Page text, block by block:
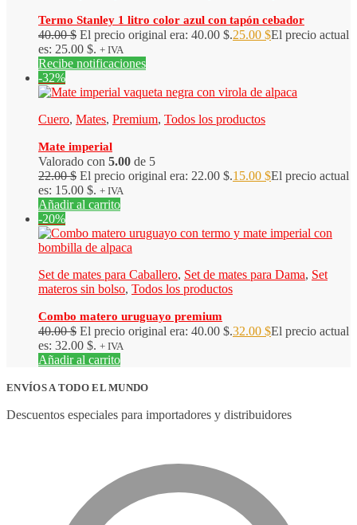
Termo Stanley 1 litro color azul con tapón cebador
40.00$ El precio original era: 40.00 $.25.00 $El precio actual
es: 25.00 $. + IVA
Recibe notificaciones
-32%
Cuero, Mates, Premium, Todos los productos
Mate imperial
Valorado con 5.00 de 5
22.00$ El precio original era: 22.00 $.15.00 $El precio actual
es: 15.00 $. + IVA
Añadir al carrito
-20%
Set de mates para Caballero, Set de mates para Dama, Set
materos sin bolso, Todos los productos
Combo matero uruguayo premium
40.00$ El precio original era: 40.00 $.32.00 $El precio actual
es: 32.00 $. + IVA
Añadir al carrito
ENVÍOS A TODO EL MUNDO
Descuentos especiales para importadores y distribuidores